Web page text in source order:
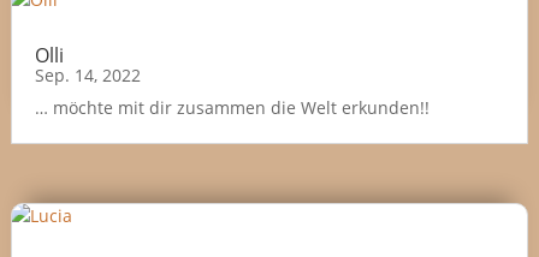
Olli
Sep. 14, 2022
… möchte mit dir zusammen die Welt erkunden!!